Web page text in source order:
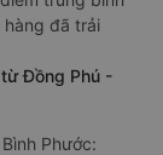
đã trải
Đồng Phú -
Phước: